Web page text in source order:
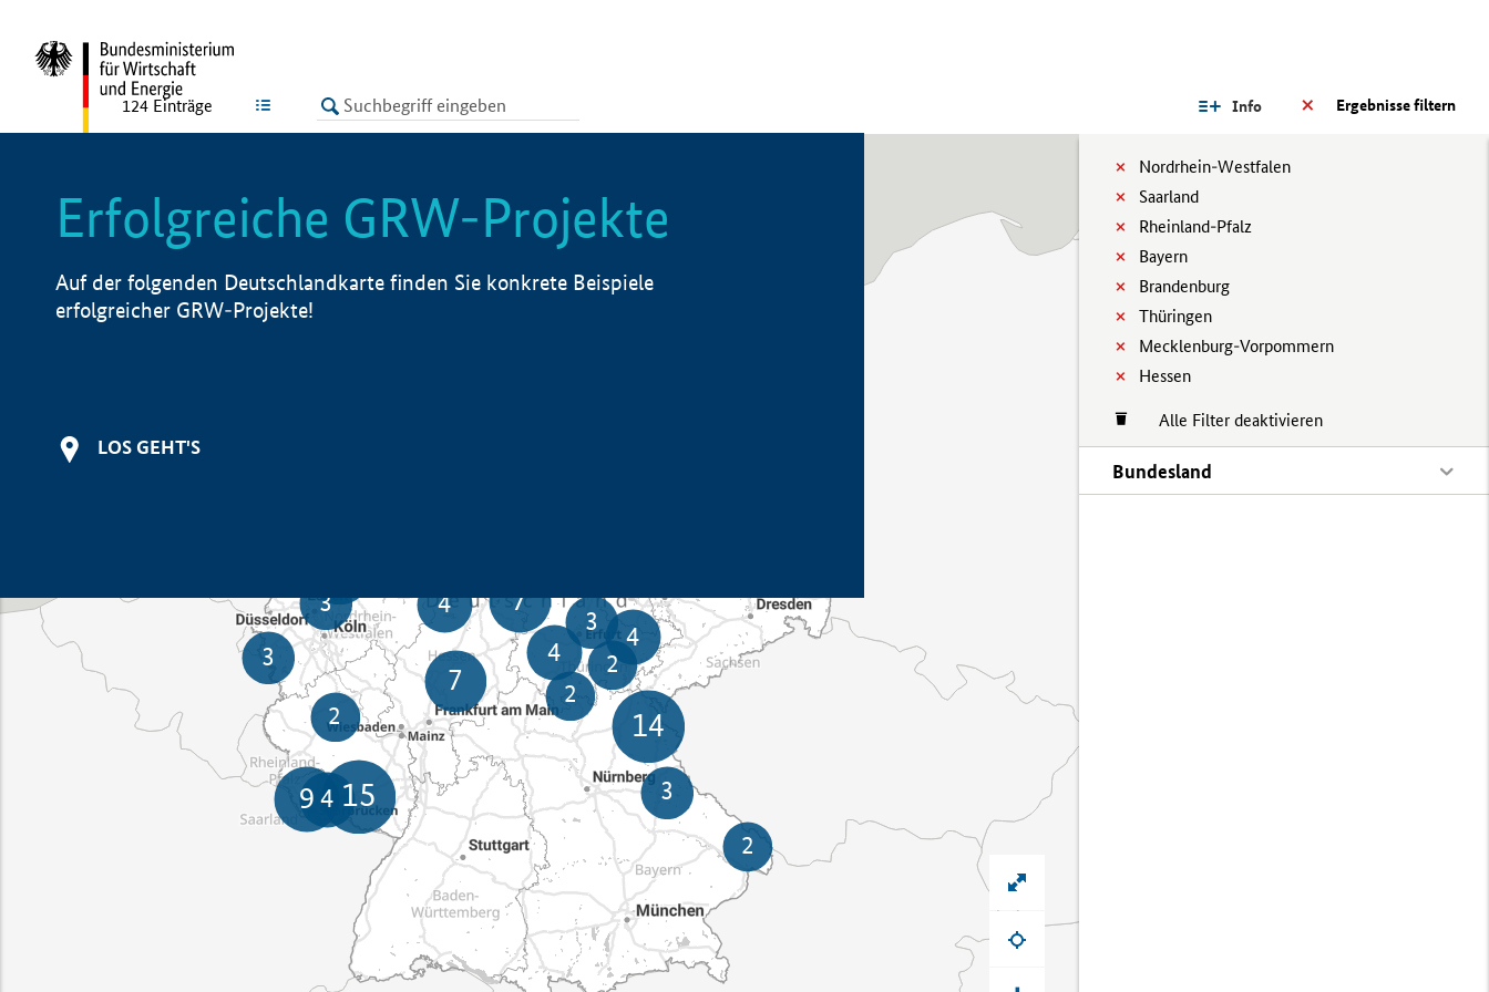
LISTE Ergebnisse filtern
Info
Nordrhein-Westfalen
Saarland
Rheinland-Pfalz
Bayern
Brandenburg
Thüringen
Mecklenburg-Vorpommern
Hessen
Alle Filter deaktivieren
Bundesland
124 Einträge
Erfolgreiche GRW-Projekte
Auf der folgenden Deutschlandkarte finden Sie konkrete Beispiele
erfolgreicher GRW-Projekte!
LOS GEHT'S